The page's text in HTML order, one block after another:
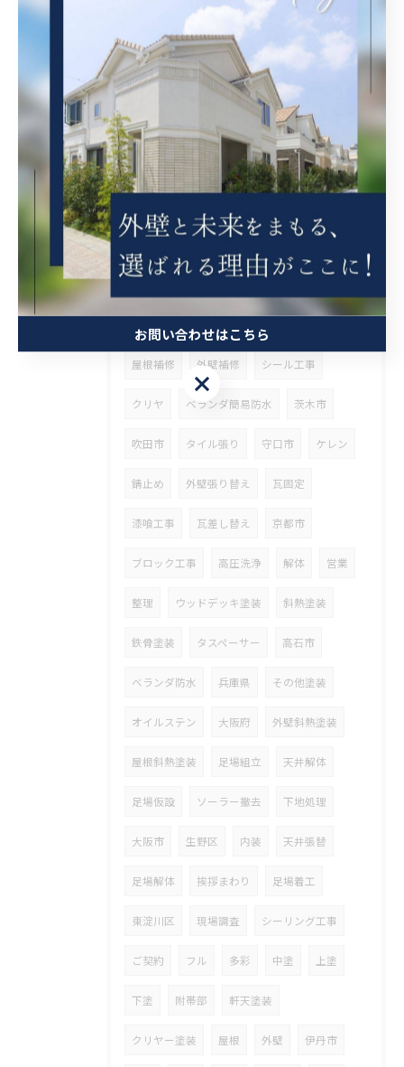
兵庫県尼崎市で外壁補修を施工しました。
2026/08/07
兵庫県尼崎市でベランダリフォームを完工しました。
タグ Tags
屋根補修 外壁補修 シール工事
クリヤ ベランダ簡易防水 茨木市
吹田市 タイル張り 守口市 ケレン
錆止め 外壁張り替え 瓦固定
漆喰工事 瓦差し替え 京都市
ブロック工事 高圧洗浄 解体 営業
整理 ウッドデッキ塗装 斜熱塗装
鉄骨塗装 タスペーサー 高石市
ベランダ防水 兵庫県 その他塗装
オイルステン 大阪府 外壁斜熱塗装
屋根斜熱塗装 足場組立 天井解体
足場仮設 ソーラー撤去 下地処理
大阪市 生野区 内装 天井張替
足場解体 挨拶まわり 足場着工
東淀川区 現場調査 シーリング工事
ご契約 フル 多彩 中塗 上塗
下塗 附帯部 軒天塗装
クリヤー塗装 屋根 外壁 伊丹市
お問い合わせはこちら
お問い合わせはこちら